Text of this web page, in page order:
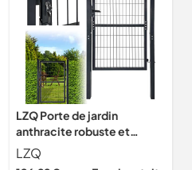
LZQ Porte de jardin
anthracite robuste et
durable - Verrouillable -
Protection contre la
LZQ